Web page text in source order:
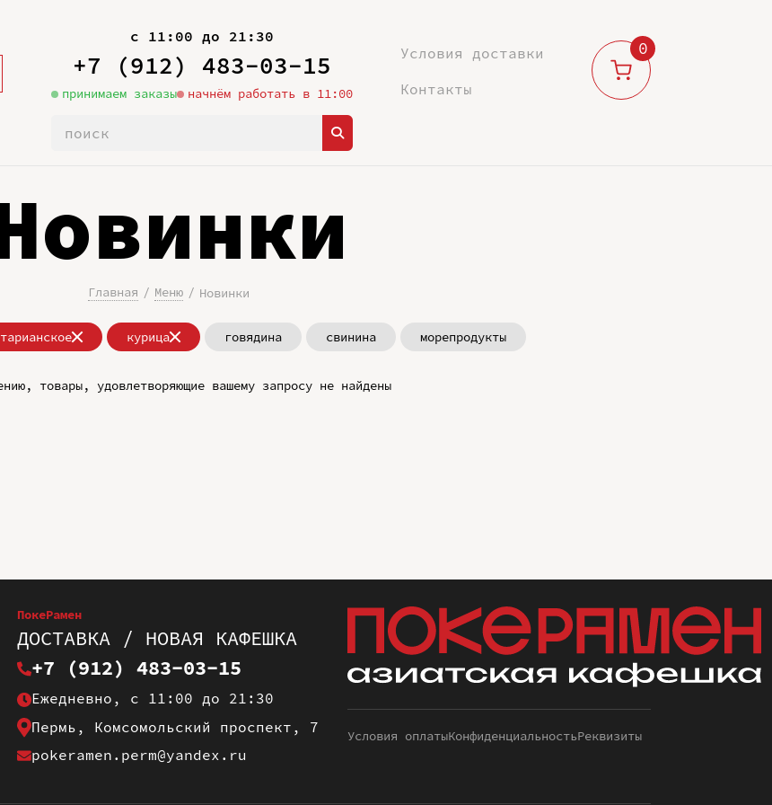
с 11:00 до 21:30
+7 (912) 483-03-15
принимаем заказы начнём работать в 11:00
Условия доставки
Контакты
0
Главная Меню Новинки
курица говядина свинина морепродукты
товары, удовлетворяющие вашему запросу не найдены
ПокеРамен
ДОСТАВКА / НОВАЯ КАФЕШКА
+7 (912) 483-03-15
Ежедневно, с 11:00 до 21:30
Пермь, Комсомольский проспект, 7
pokeramen.perm@yandex.ru
Условия оплатыКонфиденциальностьРеквизиты